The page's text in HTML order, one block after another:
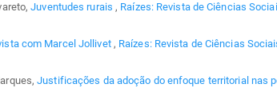
Juventudes rurais, Raízes: Revista de Ciências
com Marcel Jollivet , Raízes: Revista de Ciências
Justificações da adoção do enfoque territorial nas